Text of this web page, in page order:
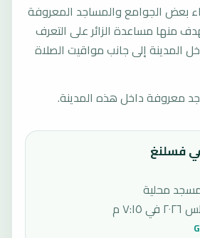
بعض الجوامع والمساجد المعروفة
منها مساعدة الزائر على التعرف
المدينة إلى جانب مواقيت الصلاة
فسلنغ
محلية